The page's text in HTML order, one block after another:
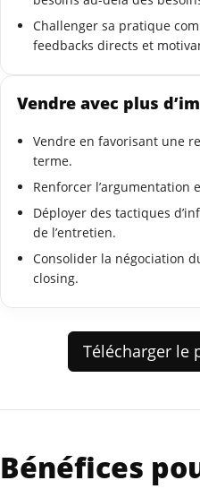
Challenger sa pratique
feedbacks directs et
Vendre avec plus
Vendre en favorisant une
terme.
Renforcer l’argumentation
Déployer des tactiques
de l’entretien.
Consolider la négociation
closing.
Télécharger le
Bénéfices